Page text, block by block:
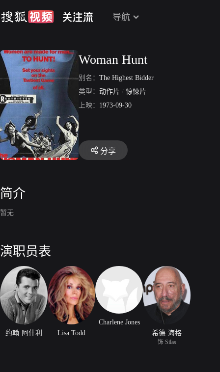
导航
Woman Hunt
别名： The Highest Bidder
类型： 动作片 / 惊悚片
上映： 1973-09-30
分享
简介
暂无
演职员表
约翰·阿什利 Lisa Todd
Charlene Jones
希德·海格
饰 Silas